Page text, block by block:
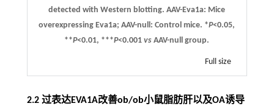
detected with Western blotting. AAV-Eva1a: Mice
overexpressing Eva1a; AAV-null: Control mice. *P<0.05,
**P<0.01, ***P<0.001vs AAV-null group.
Full size
2.2 过表达EVA1A改善ob/ob小鼠脂肪肝以及OA诱导